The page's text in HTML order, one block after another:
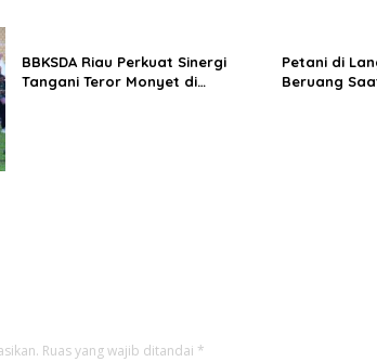
BBKSDA Riau Perkuat Sinergi
Tangani Teror Monyet di
Petani di
Beruang
Ruas yang wajib ditandai *